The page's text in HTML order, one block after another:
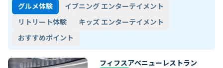
グルメ体験
イブニング エンターテイメント
リトリート体験
キッズ エンターテイメント
おすすめポイント
フィフスアベニューレストラン